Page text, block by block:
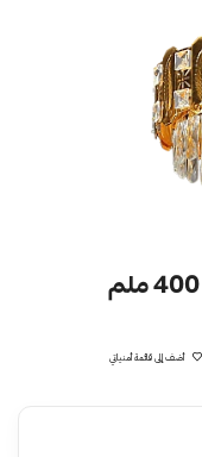
أضف إلى قائمة أمنياتي